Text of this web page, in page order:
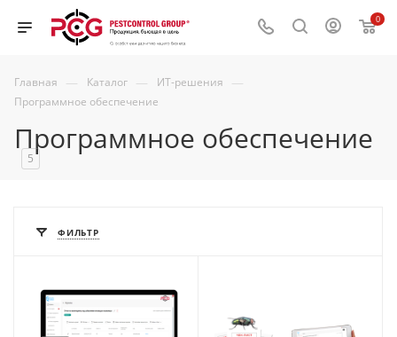
0
Главная — Каталог — ИТ-решения —
Программное обеспечение
Программное обеспечение
5
ФИЛЬТР